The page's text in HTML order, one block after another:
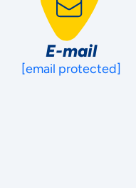
E-mail
[email protected]